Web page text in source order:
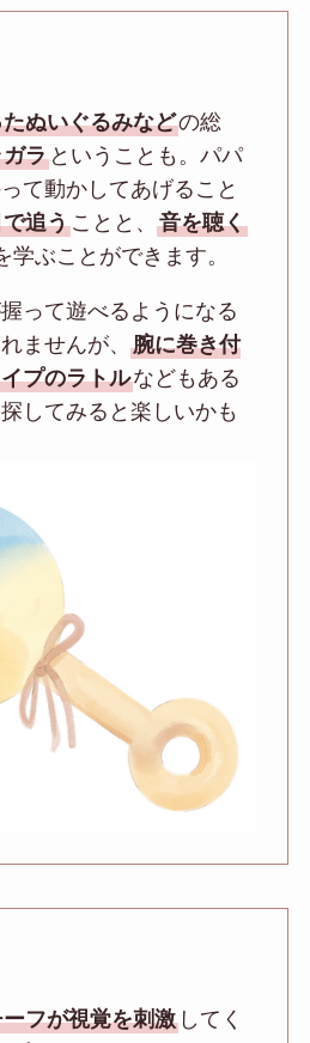
ぬいぐるみなどの総
ラということも。パパ
て動かしてあげること
追うことと、 音を聴く
学ぶことができます。
って遊べるようになる
ませんが、
腕に巻き付
プのラトルなどもある
してみると楽しいかも
フが視覚を刺激してく